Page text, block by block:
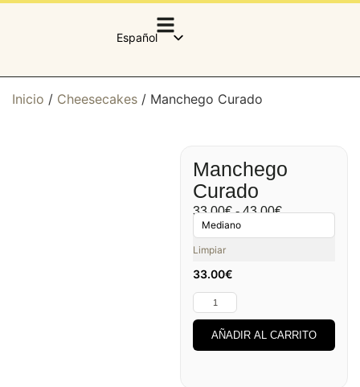
Español
English (UK)
Inicio / Cheesecakes / Manchego Curado
Manchego
Curado
33.00€ - 43.00€
Limpiar
33.00€
AÑADIR AL CARRITO